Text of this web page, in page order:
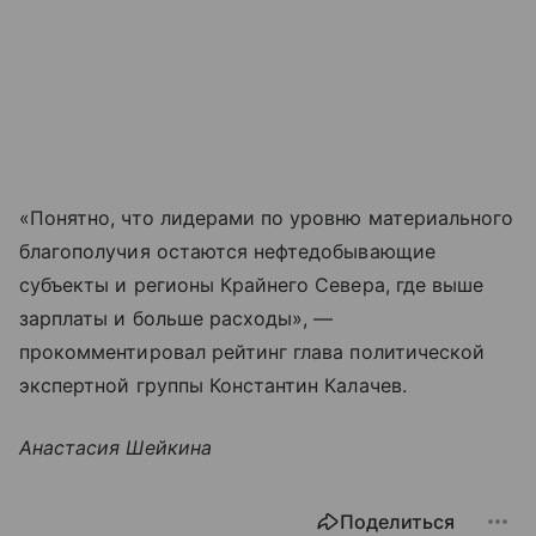
«Понятно, что лидерами по уровню материального
благополучия остаются нефтедобывающие
субъекты и регионы Крайнего Севера, где выше
зарплаты и больше расходы», —
прокомментировал рейтинг глава политической
экспертной группы Константин Калачев.
Анастасия Шейкина
Поделиться